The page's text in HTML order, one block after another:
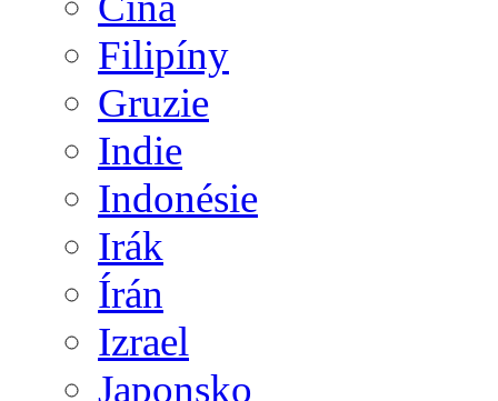
Filipíny
Gruzie
Indie
Indonésie
Irák
Írán
Izrael
Japonsko